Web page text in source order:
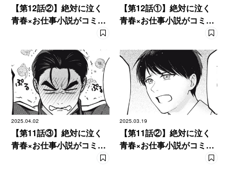
【第12話②】絶対に泣く
青春×お仕事小説がコミカ
ライズ！ 『あめつちの
【第12話①】絶対に泣く
青春×お仕事小説がコミカ
ライズ！ 『あめつちの
2025.04.02
【第11話③】絶対に泣く
青春×お仕事小説がコミカ
ライズ！ 『あめつちの
2025.03.19
【第11話②】絶対に泣く
青春×お仕事小説がコミカ
ライズ！ 『あめつちの